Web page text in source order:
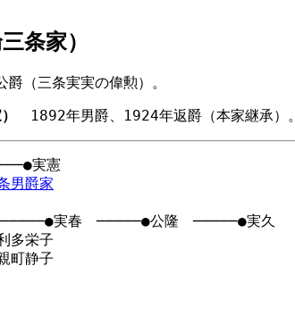
条家）
（三条実実の偉勲）。
1892年男爵、1924年返爵（本家継承）。
実憲
男爵家
　─────●公隆　─────●実久
子
子